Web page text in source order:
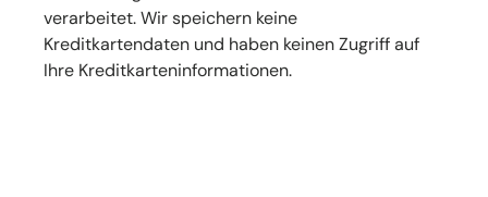
verarbeitet. Wir speichern keine
Kreditkartendaten und haben keinen Zugriff auf
Ihre Kreditkarteninformationen.